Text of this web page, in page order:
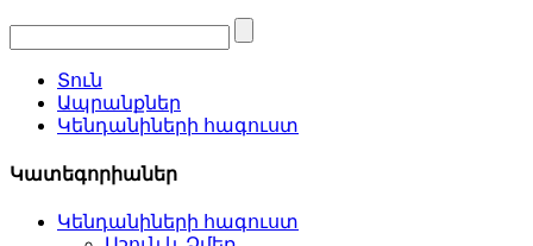
Տուն
Ապրանքներ
Կենդանիների հագուստ
Կատեգորիաներ
Կենդանիների հագուստ